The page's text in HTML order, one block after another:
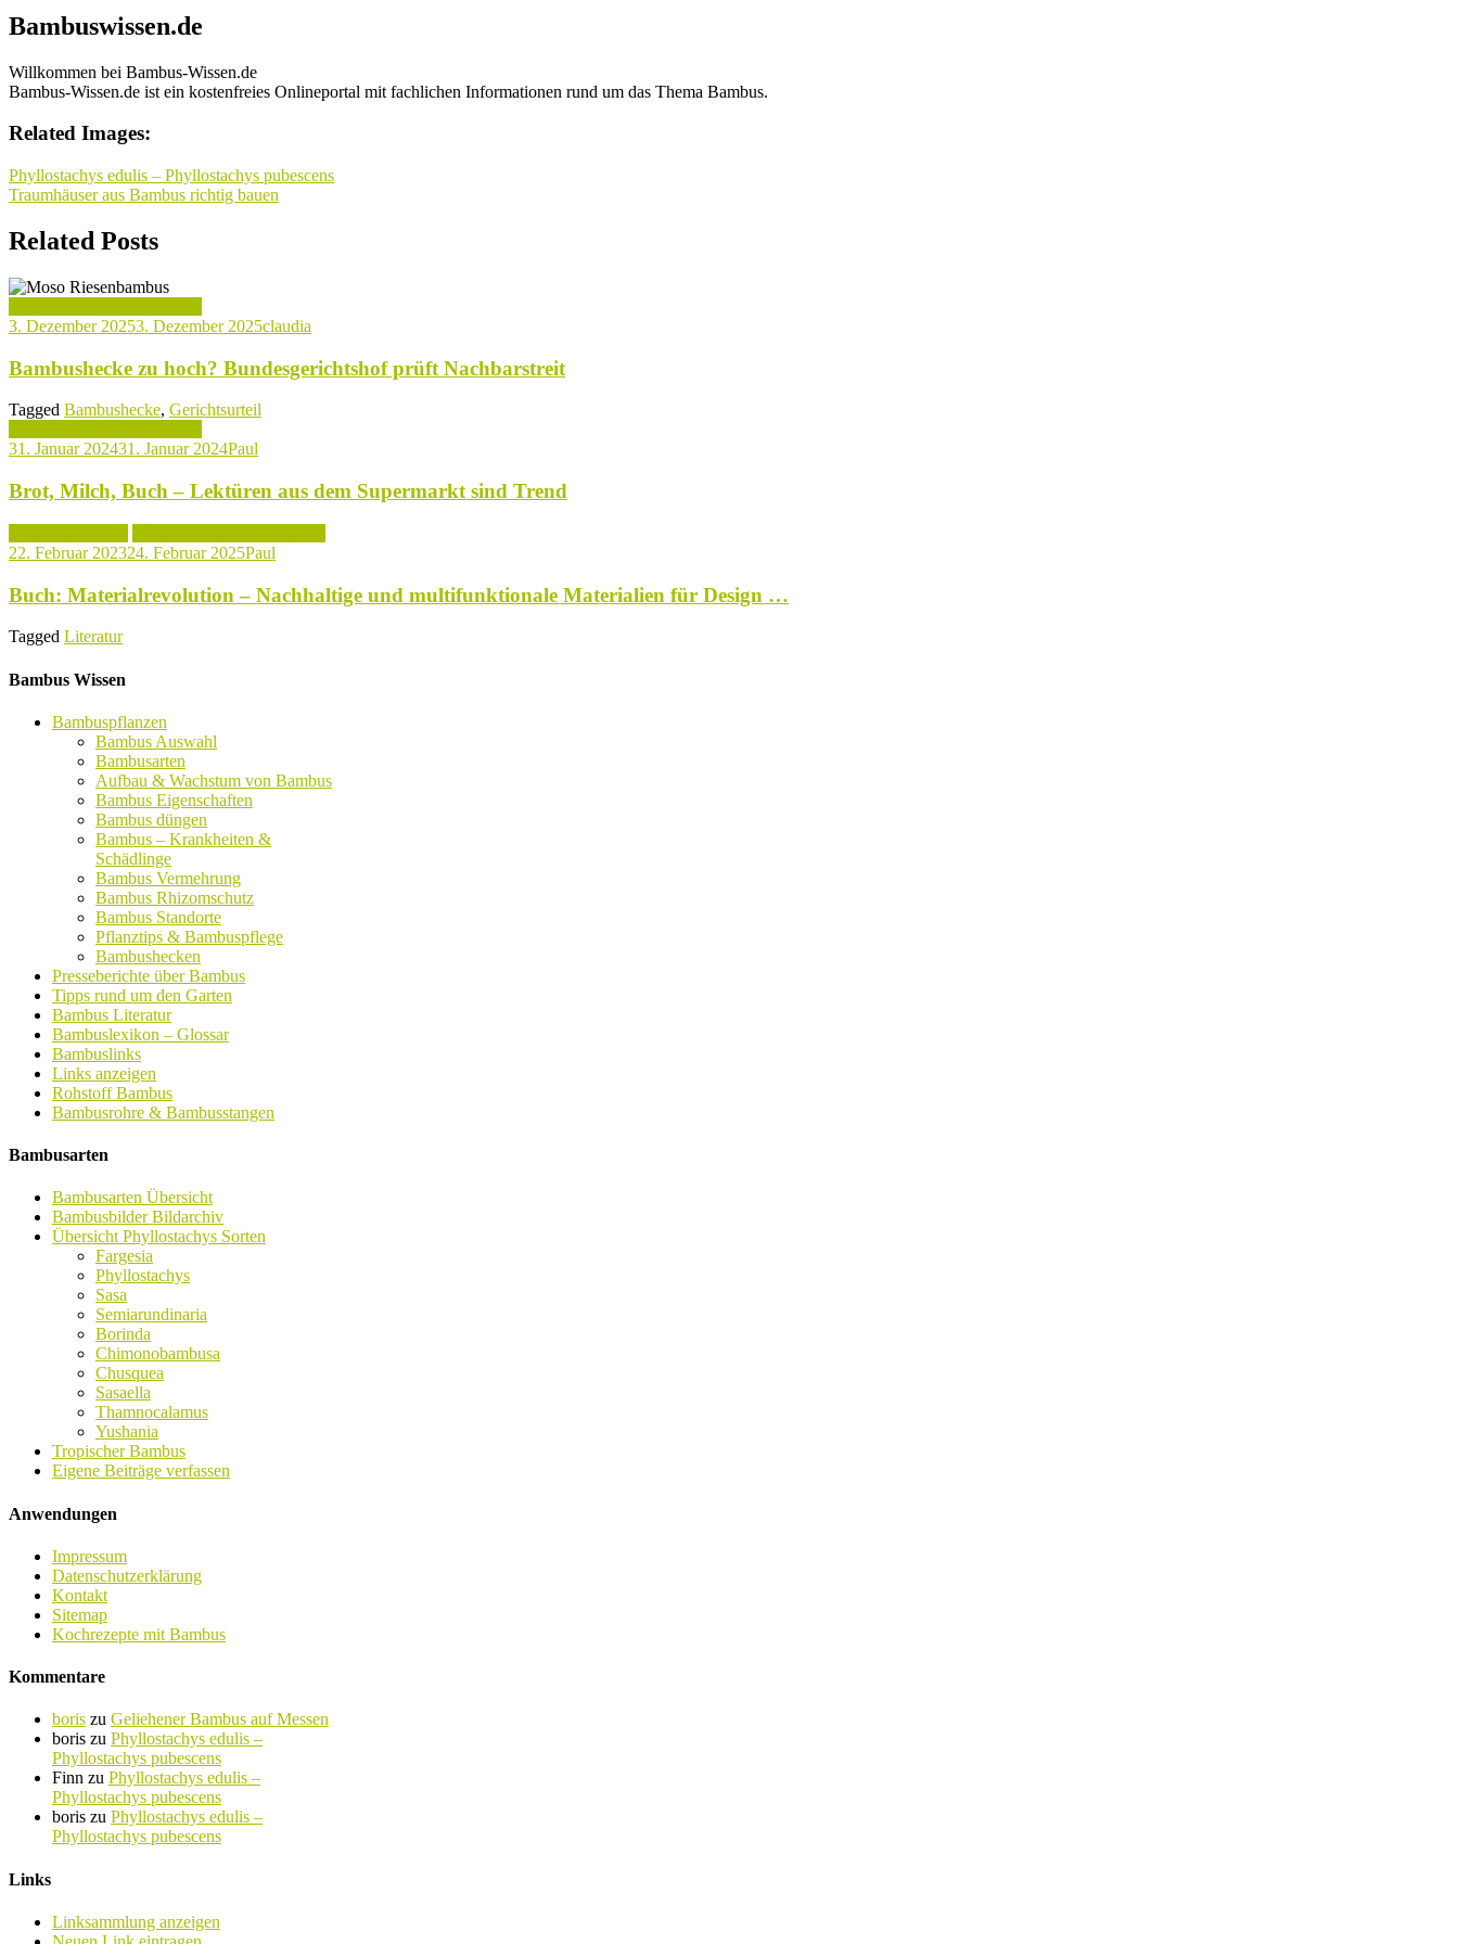
Bambuswissen.de
Willkommen bei Bambus-Wissen.de
Bambus-Wissen.de ist ein kostenfreies Onlineportal mit fachlichen Informationen rund um das Thema Bambus.
Related Images:
Beitragsnavigation
Phyllostachys edulis – Phyllostachys pubescens
Traumhäuser aus Bambus richtig bauen
Related Posts
3. Dezember 20253. Dezember 2025claudia
Bambushecke zu hoch? Bundesgerichtshof prüft Nachbarstreit
Tagged Bambushecke, Gerichtsurteil
31. Januar 202431. Januar 2024Paul
Brot, Milch, Buch – Lektüren aus dem Supermarkt sind Trend
22. Februar 202324. Februar 2025Paul
Buch: Materialrevolution – Nachhaltige und multifunktionale Materialien für Design …
Tagged Literatur
Bambus Wissen
Bambuspflanzen
Bambus Auswahl
Bambusarten
Aufbau & Wachstum von Bambus
Bambus Eigenschaften
Bambus düngen
Bambus – Krankheiten &
Schädlinge
Bambus Vermehrung
Bambus Rhizomschutz
Bambus Standorte
Pflanztips & Bambuspflege
Bambushecken
Presseberichte über Bambus
Tipps rund um den Garten
Bambus Literatur
Bambuslexikon – Glossar
Bambuslinks
Links anzeigen
Rohstoff Bambus
Bambusrohre & Bambusstangen
Bambusarten
Bambusarten Übersicht
Bambusbilder Bildarchiv
Übersicht Phyllostachys Sorten
Fargesia
Phyllostachys
Sasa
Semiarundinaria
Borinda
Chimonobambusa
Chusquea
Sasaella
Thamnocalamus
Yushania
Tropischer Bambus
Eigene Beiträge verfassen
Anwendungen
Impressum
Datenschutzerklärung
Kontakt
Sitemap
Kochrezepte mit Bambus
Kommentare
boris zu Geliehener Bambus auf Messen
boris zu Phyllostachys edulis –
Phyllostachys pubescens
Finn zu Phyllostachys edulis –
Phyllostachys pubescens
boris zu Phyllostachys edulis –
Phyllostachys pubescens
Links
Linksammlung anzeigen